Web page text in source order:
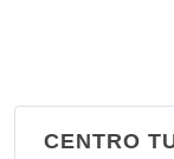
via Gian
CENTRO